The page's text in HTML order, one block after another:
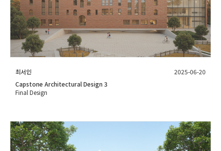
최서인
2025-06-20
Capstone Architectural Design 3
Final Design